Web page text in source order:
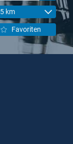
5 km
Favoriten